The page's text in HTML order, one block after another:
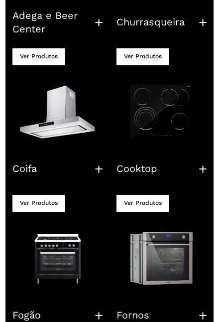
Adega e Beer
Center
Ver Produtos
Churrasqueira
Ver Produtos
Coifa
Ver Produtos
Cooktop
Ver Produtos
Fogão Fornos